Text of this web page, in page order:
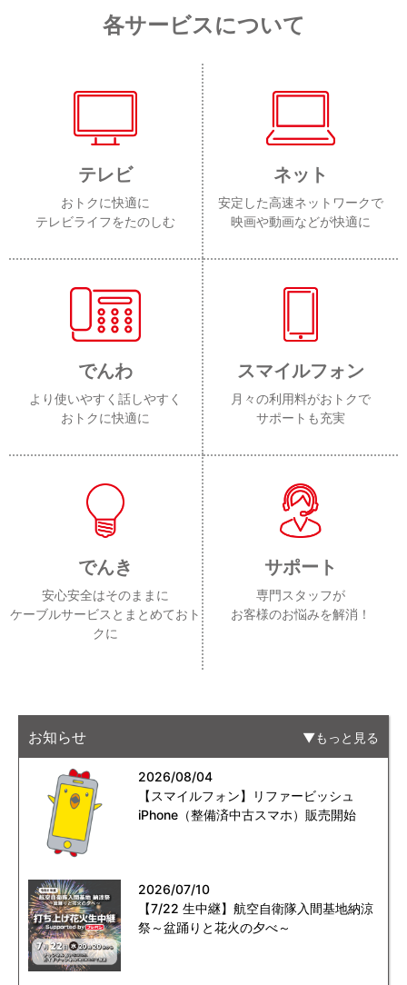
各サービスについて
テレビ
おトクに快適に
テレビライフをたのしむ
ネット
安定した高速ネットワークで
映画や動画などが快適に
でんわ
より使いやすく話しやすく
おトクに快適に
スマイルフォン
月々の利用料がおトクで
サポートも充実
でんき
安心安全はそのままに
ケーブルサービスとまとめておト
クに
サポート
専門スタッフが
お客様のお悩みを解消！
お知らせ もっと見る
2026/08/04
【スマイルフォン】リファービッシュ
iPhone（整備済中古スマホ）販売開始
2026/07/10
【7/22 生中継】航空自衛隊入間基地納涼
祭～盆踊りと花火の夕べ～